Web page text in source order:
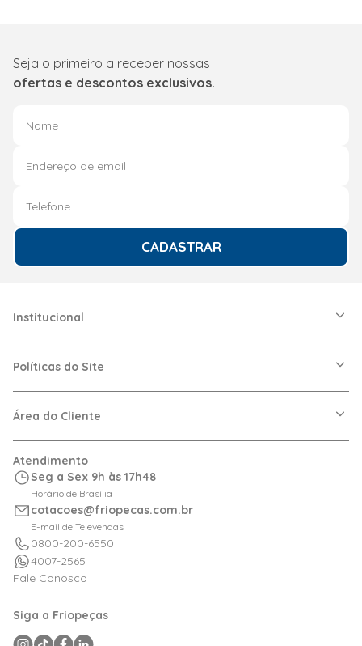
Seja o primeiro a receber nossas
ofertas e descontos exclusivos.
CADASTRAR
Institucional
Nossas Lojas
Dúvidas Frequentes
Políticas do Site
Política de Privacidade
Logística
Área do Cliente
Meus Pedidos
Calculadora de BTUs
Portal de Boletos
Orçamentos
Atendimento
Seg a Sex 9h às 17h48
Horário de Brasília
cotacoes@friopecas.com.br
E-mail de Televendas
0800-200-6550
4007-2565
Fale Conosco
Siga a Friopeças